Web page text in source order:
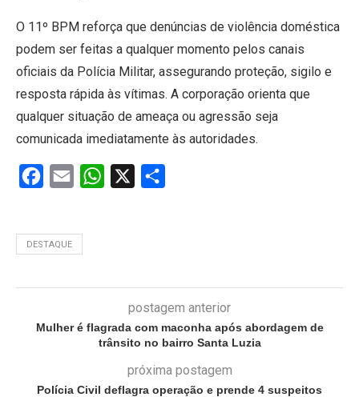
O 11º BPM reforça que denúncias de violência doméstica
podem ser feitas a qualquer momento pelos canais
oficiais da Polícia Militar, assegurando proteção, sigilo e
resposta rápida às vítimas. A corporação orienta que
qualquer situação de ameaça ou agressão seja
comunicada imediatamente às autoridades.
Facebook
Email WhatsApp
DESTAQUE
postagem anterior
Mulher é flagrada com maconha após abordagem de
trânsito no bairro Santa Luzia
próxima postagem
Polícia Civil deflagra operação e prende 4 suspeitos